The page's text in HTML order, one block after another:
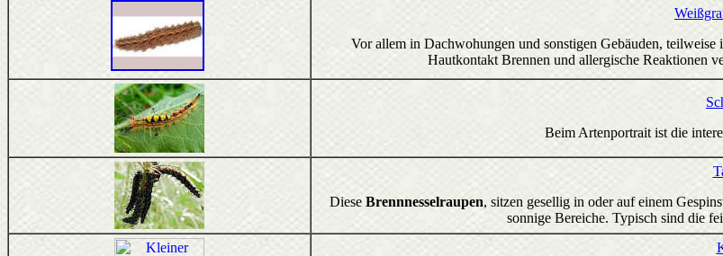
Vor allem in Dachwohungen und sonstigen Gebäuden,
Hautkontakt Brennen und allergische Reaktionen
Beim Artenportrait ist die
DieseBrennnesselraupen, sitzen gesellig in oder auf einem
sonnige Bereiche. Typisch sind die